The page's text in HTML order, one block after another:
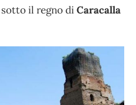
sotto il regno diCaracalla